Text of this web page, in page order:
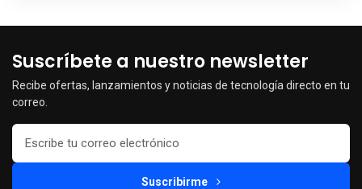
Suscríbete a nuestro newsletter
Recibe ofertas, lanzamientos y noticias de tecnología directo en tu
correo.
Suscribirme